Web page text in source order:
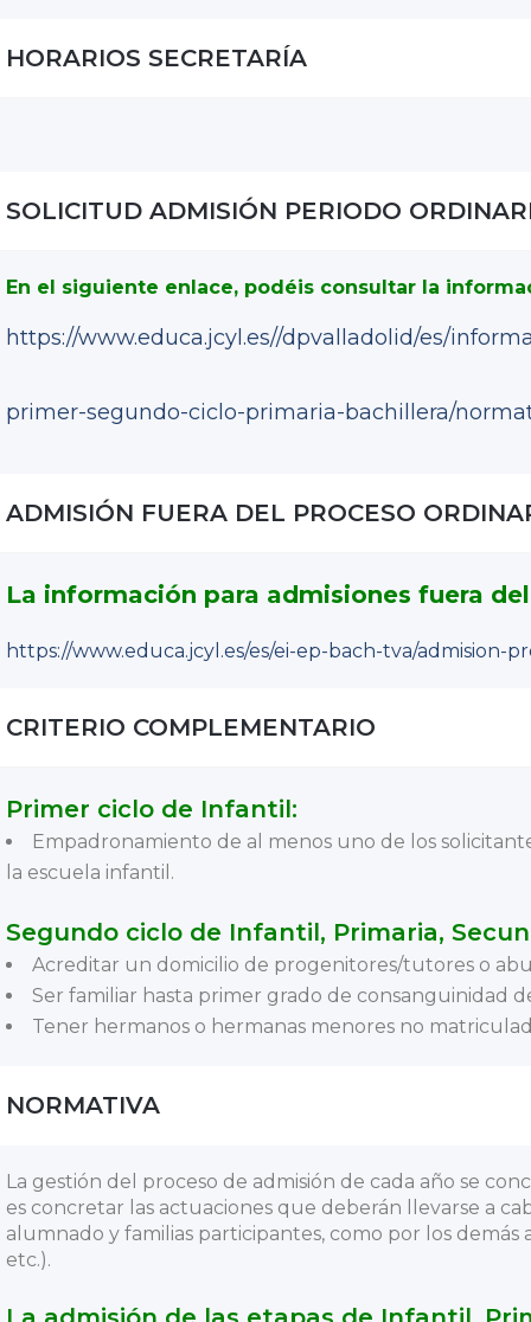
HORARIOS SECRETARÍA
SOLICITUD ADMISIÓN PERIODO
En el siguiente enlace, podéis consultar la
https://www.educa.jcyl.es//dpvalladolid/es/
primer-segundo-ciclo-primaria-bachillera/
ADMISIÓN FUERA DEL PROCESO
La información para admisiones fuera
https://www.educa.jcyl.es/es/ei-ep-bach-tva/admision-
CRITERIO COMPLEMENTARIO
Primer ciclo de Infantil:
Empadronamiento de al menos uno de los
la escuela infantil.
Segundo ciclo de Infantil, Primaria,
Acreditar un domicilio de progenitores/tutores o
Ser familiar hasta primer grado de consanguinidad
Tener hermanos o hermanas menores no
NORMATIVA
La gestión del proceso de admisión de cada año se
es concretar las actuaciones que deberán llevarse a
alumnado y familias participantes, como por los
etc.).